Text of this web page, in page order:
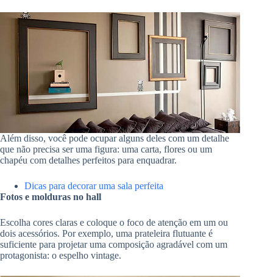
Além disso, você pode ocupar alguns deles com um detalhe
que não precisa ser uma figura: uma carta, flores ou um
chapéu com detalhes perfeitos para enquadrar.
Dicas para decorar uma sala perfeita
Fotos e molduras no hall
Escolha cores claras e coloque o foco de atenção em um ou
dois acessórios. Por exemplo, uma prateleira flutuante é
suficiente para projetar uma composição agradável com um
protagonista: o espelho vintage.